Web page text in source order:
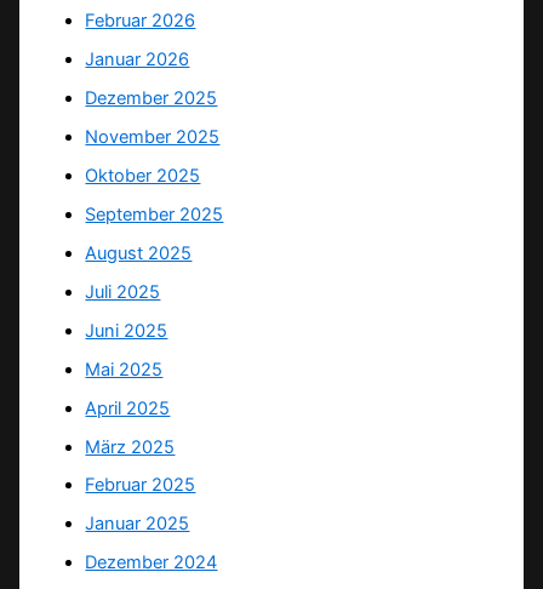
Februar 2026
Januar 2026
Dezember 2025
November 2025
Oktober 2025
September 2025
August 2025
Juli 2025
Juni 2025
Mai 2025
April 2025
März 2025
Februar 2025
Januar 2025
Dezember 2024